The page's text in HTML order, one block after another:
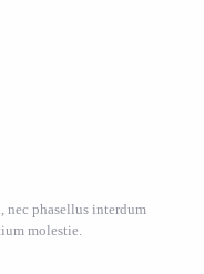
nec phasellus interdum
molestie.